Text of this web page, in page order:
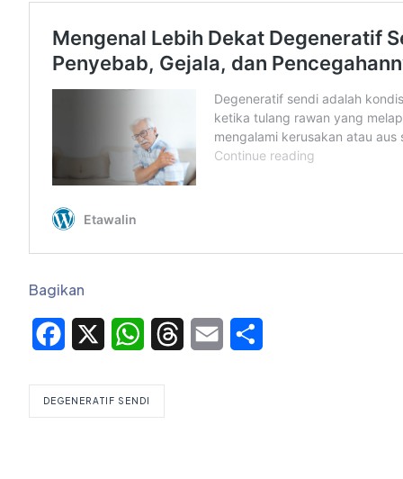
Bagikan
Facebook WhatsAppThreadsEmail
DEGENERATIF SENDI